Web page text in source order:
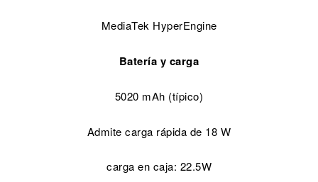
MediaTek HyperEngine
Batería y carga
5020 mAh (típico)
Admite carga rápida de 18 W
carga en caja: 22.5W